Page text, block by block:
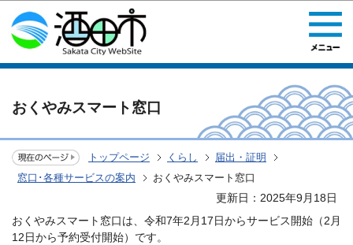
このページの本文へ移動
おくやみスマート窓口
トップページ くらし
届出・証明
窓口･各種サービスの案内
おくやみスマート窓口
更新日：2025年9月18日
おくやみスマート窓口は、令和7年2月17日からサービス開始（2月
12日から予約受付開始）です。